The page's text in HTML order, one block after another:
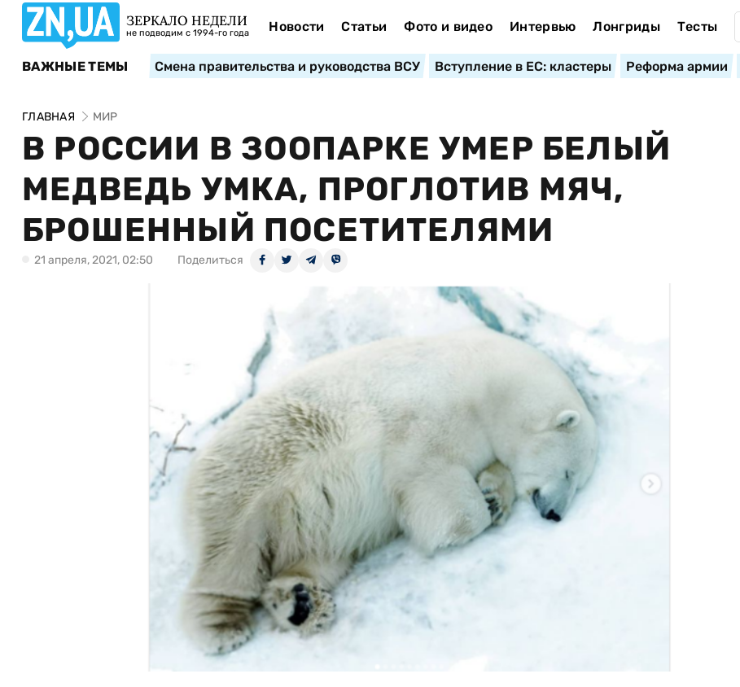
ЗЕРКАЛО НЕДЕЛИ
не подводим с 1994-го года Новости Статьи Фото и видео Интервью Лонгриды Тесты
ВАЖНЫЕ ТЕМЫ Смена правительства и руководства ВСУ Вступление в ЕС: кластеры Реформа армии
ГЛАВНАЯ МИР
В РОССИИ В ЗООПАРКЕ УМЕР БЕЛЫЙ
МЕДВЕДЬ УМКА, ПРОГЛОТИВ МЯЧ,
БРОШЕННЫЙ ПОСЕТИТЕЛЯМИ
21 апреля, 2021, 02:50 Поделиться